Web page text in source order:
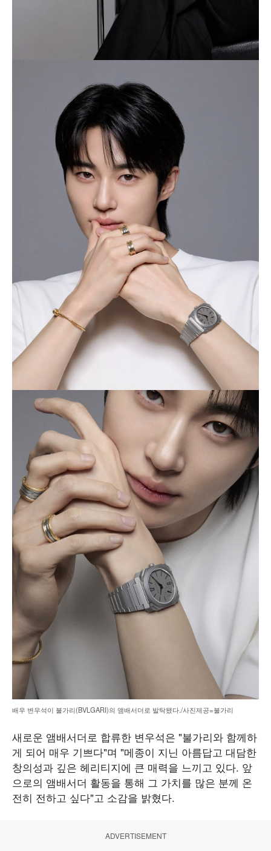
배우 변우석이 불가리(BVLGARI)의 앰배서더로 발탁됐다./사진제공=불가리
새로운 앰배서더로 합류한 변우석은 "불가리와 함께하
게 되어 매우 기쁘다"며 "메종이 지닌 아름답고 대담한
창의성과 깊은 헤리티지에 큰 매력을 느끼고 있다. 앞
으로의 앰배서더 활동을 통해 그 가치를 많은 분께 온
전히 전하고 싶다"고 소감을 밝혔다.
ADVERTISEMENT